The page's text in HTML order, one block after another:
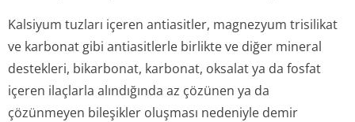
Kalsiyum tuzları içeren antiasitler, magnezyum trisilikat
ve karbonat gibi antiasitlerle birlikte ve diğer mineral
destekleri, bikarbonat, karbonat, oksalat ya da fosfat
içeren ilaçlarla alındığında az çözünen ya da
çözünmeyen bileşikler oluşması nedeniyle demir